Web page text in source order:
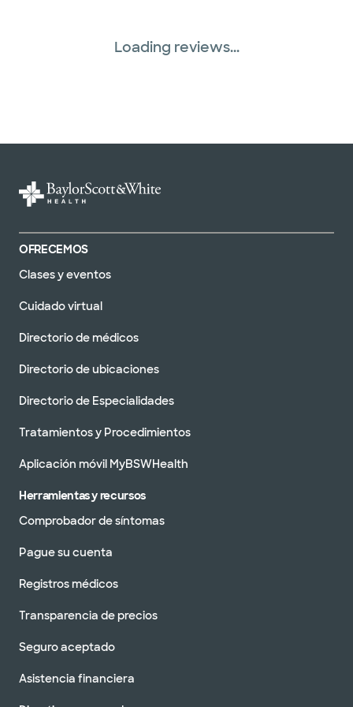
Loading reviews...
OFRECEMOS
Clases y eventos
Cuidado virtual
Directorio de médicos
Directorio de ubicaciones
Directorio de Especialidades
Tratamientos y Procedimientos
Aplicación móvil MyBSWHealth
Herramientas y recursos
Comprobador de síntomas
Pague su cuenta
Registros médicos
Transparencia de precios
Seguro aceptado
Asistencia financiera